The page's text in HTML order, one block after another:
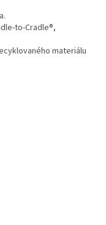
to-Cradle®,
materiálu